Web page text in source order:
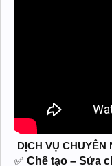
DỊCH VỤ CHUYÊN
✅ Chế tạo – Sửa